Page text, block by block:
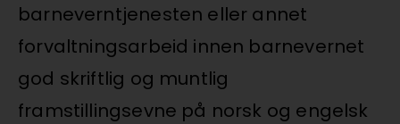
barneverntjenesten eller annet
forvaltningsarbeid innen barnevernet
god skriftlig og muntlig
framstillingsevne på norsk og engelsk